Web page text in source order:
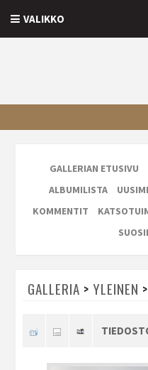
VALIKKO
GALLERIAN ETUSIVU
ALBUMILISTA
KOMMENTIT
GALLERIA > YLEINEN >